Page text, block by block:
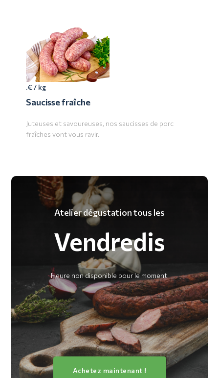
.€ / kg
Saucisse fraîche
Juteuses et savoureuses, nos saucisses de porc
fraîches vont vous ravir.
Atelier dégustation tous les
Vendredis
Heure non disponible pour le moment
Achetez maintenant !